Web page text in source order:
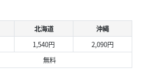
北海道
沖縄
1,540円
2,090円
無料